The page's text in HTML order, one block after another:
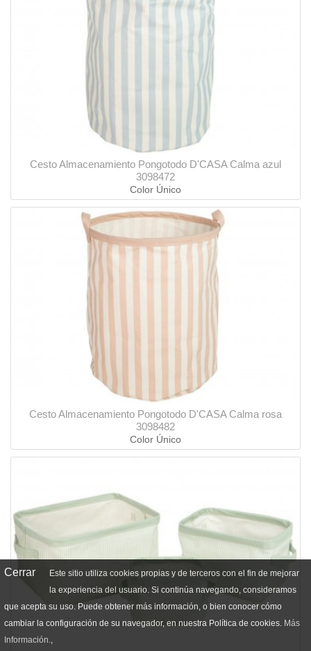
Cerrar
Este sitio utiliza cookies propias y de terceros con el fin de mejorar
la experiencia del usuario. Si continúa navegando, consideramos
que acepta su uso. Puede obtener más información, o bien conocer cómo
cambiar la configuración de su navegador, en nuestra Política de cookies. Más
Información.,
Cesto Almacenamiento Pongotodo D'CASA Calma azul
3098472
Color Único
Cesto Almacenamiento Pongotodo D'CASA Calma rosa
3098482
Color Único